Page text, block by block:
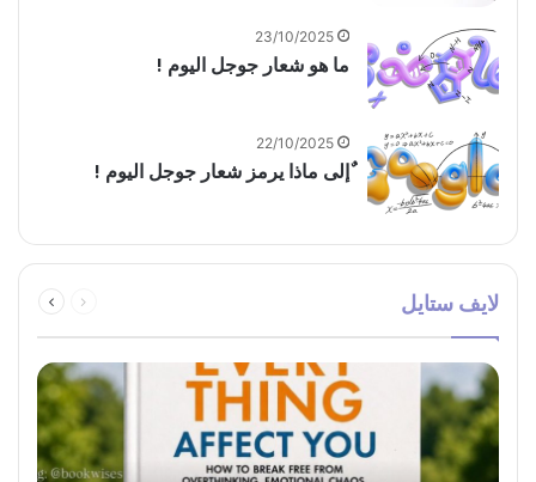
23/10/2025
ما هو شعار جوجل اليوم !
22/10/2025
ٌإلى ماذا يرمز شعار جوجل اليوم !
لايف ستايل
الصفحة